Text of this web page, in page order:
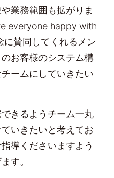
業務範囲も拡がりま
everyone happy with
賛同してくれるメン
お客様のシステム構
ームにしていきたい
きるようチーム一丸
いきたいと考えてお
導くださいますよう
す。